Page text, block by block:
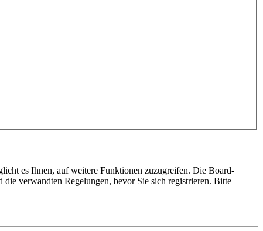
es Ihnen, auf weitere Funktionen zuzugreifen. Die Board-
verwandten Regelungen, bevor Sie sich registrieren. Bitte